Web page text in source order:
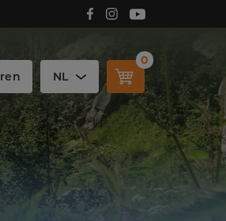
Volg Carmelitana op Facebook!
Volg Carmelitana op Instagram!
Volg Carmelitana op Youtube!
NL
0